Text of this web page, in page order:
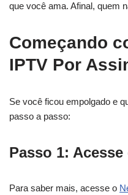
que você ama. Afinal, quem
Começando
IPTV Por
Se você ficou empolgado e
passo a passo:
Passo 1:
Para saber mais, acesse o